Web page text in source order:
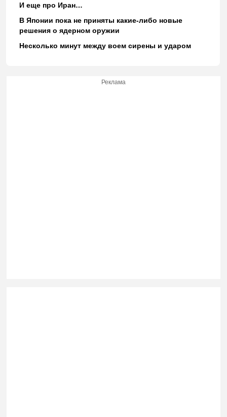
И еще про Иран…
В Японии пока не приняты какие-либо новые
решения о ядерном оружии
Несколько минут между воем сирены и ударом
Реклама